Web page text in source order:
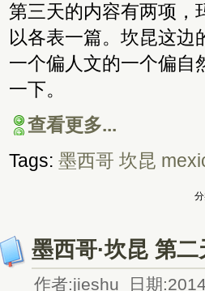
第三天的内容有两项，
以各表一篇。坎昆这
一个偏人文的一个偏自
一下。
查看更多...
Tags: 墨西哥 坎昆
墨西哥·坎昆 第二
作者:jieshu 日期